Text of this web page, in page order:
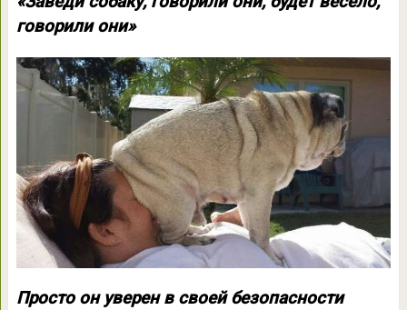
говорили они»
Просто он уверен в своей безопасности